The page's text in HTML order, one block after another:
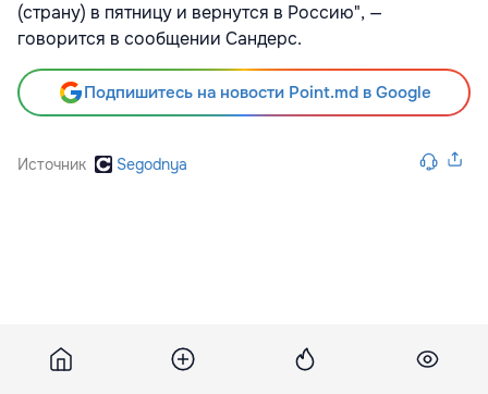
(страну) в пятницу и вернутся в Россию", —
говорится в сообщении Сандерс.
Подпишитесь на новости Point.md в Google
Источник Segodnya